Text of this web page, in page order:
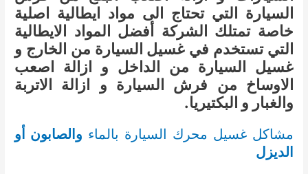
السيارة التي تحتاج الى مواد ايطالية اصلية
خاصة تمتلك الشركة أفضل المواد الايطالية
التي تستخدم في غسيل السيارة من الخارج و
غسيل السيارة من الداخل و ازالة اصعب
الاوساخ من فرش السيارة و ازالة الاتربة
والغبار و البكتيريا.
مشاكل غسيل محرك السيارة بالماء والصابون أو
الديزل